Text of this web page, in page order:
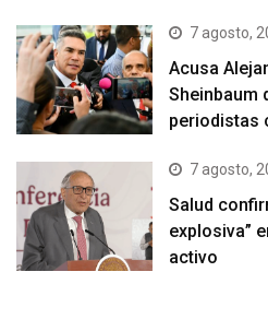
7 agosto,
Acusa
Sheinbaum
periodistas
7 agosto,
Salud
explosiva”
activo